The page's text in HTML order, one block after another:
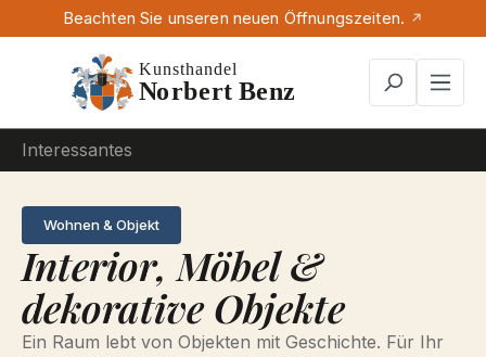
Zum Hauptinhalt springen
Beachten Sie unseren neuen Öffnungszeiten.
Interessantes
Wohnen & Objekt
Interior, Möbel &
dekorative Objekte
Ein Raum lebt von Objekten mit Geschichte. Für Ihr